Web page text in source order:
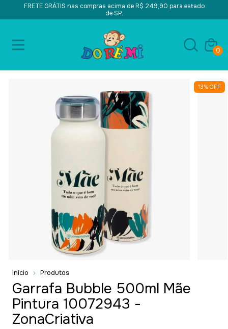
FRETE GRÁTIS nas compras acima de R$ 249,90 para estado
de SP.
0
13% OFF
Início Produtos
Garrafa Bubble 500ml Mãe
Pintura 10072943 -
ZonaCriativa